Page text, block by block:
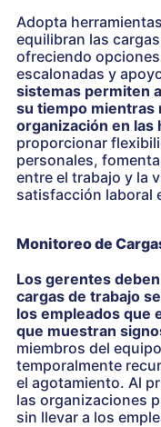
Adopta
equilibran las
ofreciendo
escalonadas y
sistemas permiten
su tiempo mientras
organización en las
proporcionar
personales,
entre el trabajo y la
satisfacción laboral
Monitoreo de
Los gerentes
cargas de trabajo
los empleados que
que muestran
miembros del
temporalmente
el agotamiento. Al
las organizaciones
sin llevar a los